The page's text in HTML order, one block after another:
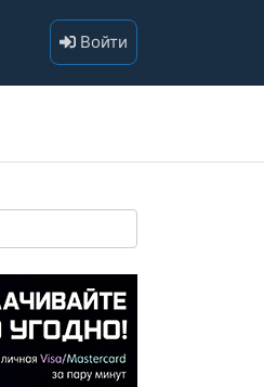
Войти